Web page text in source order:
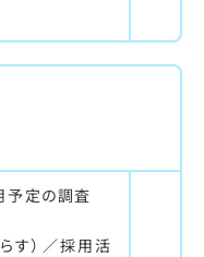
予定の調査
す）／採用活